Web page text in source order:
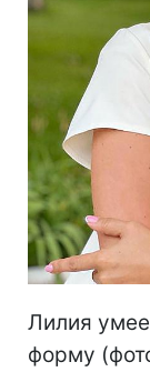
Лилия
форму